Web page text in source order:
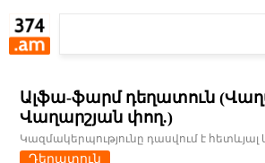
Ալֆա-ֆարմ դեղատուն
Վաղարշյան փող.)
Կազմակերպությունը դասվում է
Դեղատուն